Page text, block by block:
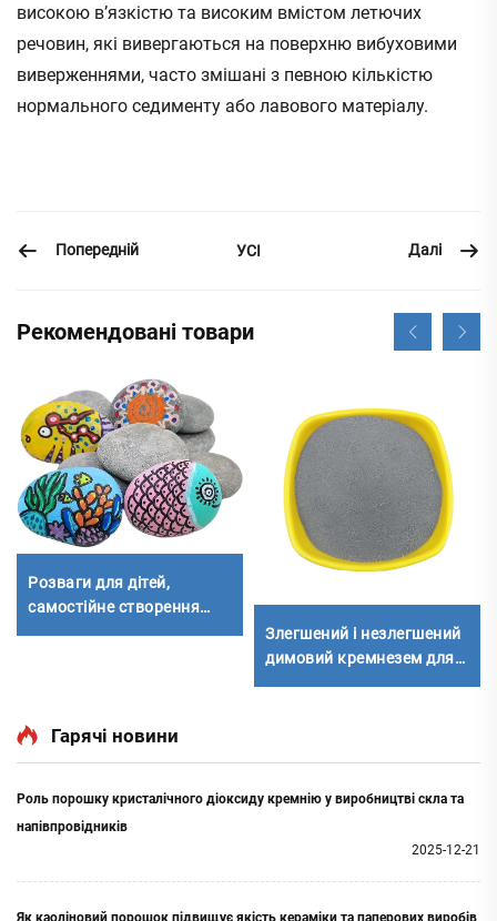
високою в’язкістю та високим вмістом летючих
речовин, які вивергаються на поверхню вибуховими
виверженнями, часто змішані з певною кількістю
нормального седименту або лавового матеріалу.
Попередній УСІ Далі
Рекомендовані товари
Розваги для дітей,
самостійне створення
Злегшений і незлегшений
димовий кремнезем для
Гарячі новини
Роль порошку кристалічного діоксиду кремнію у виробництві скла та
напівпровідників
2025-12-21
Як каоліновий порошок підвищує якість кераміки та паперових виробів